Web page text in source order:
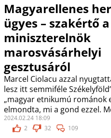
Magyarellenes
ügyes – szakértő
miniszterelnök
marosvásárhelyi
gesztusáról
Marcel Ciolacu azzal
lesz itt semmiféle
„magyar etnikumú románok
elmondta, mi a gond ezzel.
2024.02.24 18:09
2
32 109